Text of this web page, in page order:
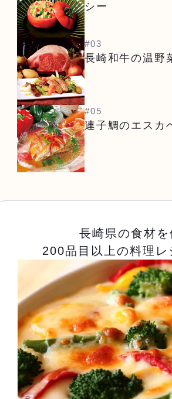
シー
#03
長崎和牛の温野
#05
連子鯛のエスカ
長崎県の食材を
200品目以上の料理レ